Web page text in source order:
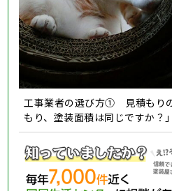
工事業者の選び方① 見積もり
もり、塗装面積は同じですか？」